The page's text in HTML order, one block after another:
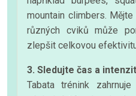
mountain climbers.
různých cviků může
zlepšit celkovou
3. Sledujte čas a
Tabata trénink